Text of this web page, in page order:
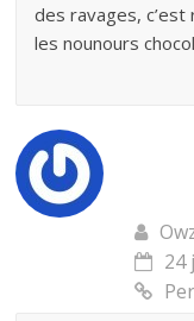
des ravages,
les nounours
24